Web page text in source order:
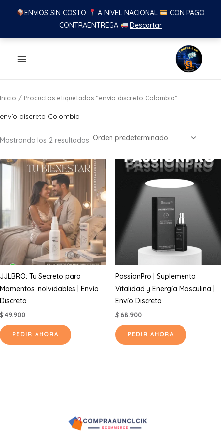
ENVIOS SIN COSTO A NIVEL NACIONAL
CON PAGO
CONTRAENTREGA
Descartar
Inicio / Productos etiquetados “envío discreto Colombia”
envío discreto Colombia
Mostrando los 2 resultados
JJLBRO: Tu Secreto para
Momentos Inolvidables | Envío
Discreto
$49.900
PEDIR AHORA
PassionPro | Suplemento
Vitalidad y Energía Masculina |
Envío Discreto
$ 68.900
PEDIR AHORA